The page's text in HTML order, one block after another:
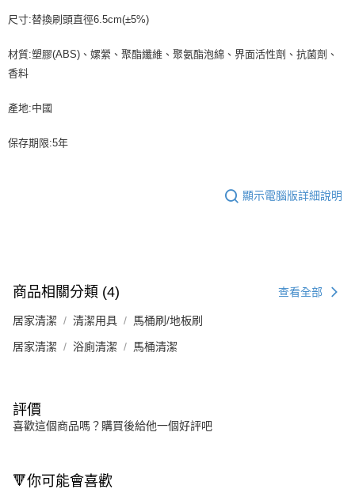
尺寸:替換刷頭直徑6.5cm(±5%)
材質:塑膠(ABS)、嫘縈、聚酯纖維、聚氨酯泡綿、界面活性劑、抗菌劑、
香料
產地:中國
保存期限:5年
顯示電腦版詳細說明
商品相關分類 (4) 查看全部
居家清潔 清潔用具 馬桶刷/地板刷
居家清潔 浴廁清潔 馬桶清潔
評價
喜歡這個商品嗎？購買後給他一個好評吧
🔻你可能會喜歡